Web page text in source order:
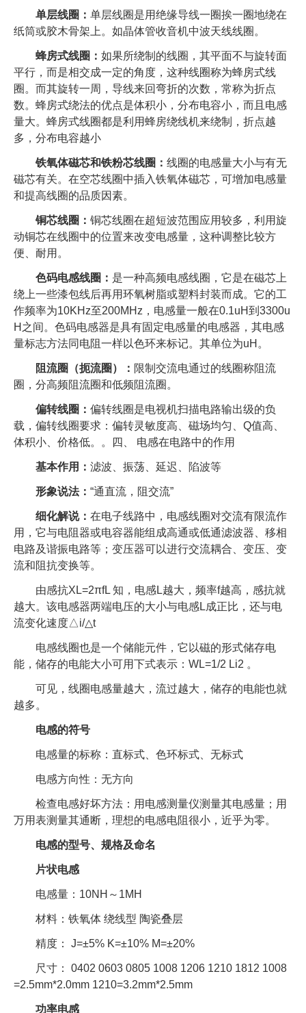
单层线圈： 单层线圈是用绝缘导线一圈挨一圈地绕在
纸筒或胶木骨架上。如晶体管收音机中波天线线圈。
蜂房式线圈： 如果所绕制的线圈，其平面不与旋转面
平行，而是相交成一定的角度，这种线圈称为蜂房式线
圈。而其旋转一周，导线来回弯折的次数，常称为折点
数。蜂房式绕法的优点是体积小，分布电容小，而且电感
量大。蜂房式线圈都是利用蜂房绕线机来绕制，折点越
多，分布电容越小
铁氧体磁芯和铁粉芯线圈： 线圈的电感量大小与有无
磁芯有关。在空芯线圈中插入铁氧体磁芯，可增加电感量
和提高线圈的品质因素。
铜芯线圈： 铜芯线圈在超短波范围应用较多，利用旋
动铜芯在线圈中的位置来改变电感量，这种调整比较方
便、耐用。
色码电感线圈： 是一种高频电感线圈，它是在磁芯上
绕上一些漆包线后再用环氧树脂或塑料封装而成。它的工
作频率为10KHz至200MHz，电感量一般在0.1uH到3300u
H之间。色码电感器是具有固定电感量的电感器，其电感
量标志方法同电阻一样以色环来标记。其单位为uH。
阻流圈（扼流圈）： 限制交流电通过的线圈称阻流
圈，分高频阻流圈和低频阻流圈。
偏转线圈： 偏转线圈是电视机扫描电路输出级的负
载，偏转线圈要求：偏转灵敏度高、磁场均匀、Q值高、
体积小、价格低。。四、 电感在电路中的作用
基本作用： 滤波、振荡、延迟、陷波等
形象说法： “通直流，阻交流”
细化解说： 在电子线路中，电感线圈对交流有限流作
用，它与电阻器或电容器能组成高通或低通滤波器、移相
电路及谐振电路等；变压器可以进行交流耦合、变压、变
流和阻抗变换等。
由感抗XL=2πfL 知，电感L越大，频率f越高，感抗就
越大。该电感器两端电压的大小与电感L成正比，还与电
流变化速度△i/△t
电感线圈也是一个储能元件，它以磁的形式储存电
能，储存的电能大小可用下式表示：WL=1/2 Li2 。
可见，线圈电感量越大，流过越大，储存的电能也就
越多。
电感的符号
电感量的标称：直标式、色环标式、无标式
电感方向性：无方向
检查电感好坏方法：用电感测量仪测量其电感量；用
万用表测量其通断，理想的电感电阻很小，近乎为零。
电感的型号、规格及命名
片状电感
电感量：10NH～1MH
材料：铁氧体 绕线型 陶瓷叠层
精度： J=±5% K=±10% M=±20%
尺寸： 0402 0603 0805 1008 1206 1210 1812 1008
=2.5mm*2.0mm 1210=3.2mm*2.5mm
功率电感